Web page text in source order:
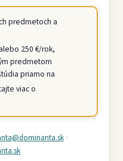
predmetoch a
250 €/rok,
predmetom
priamo na
viac o
·